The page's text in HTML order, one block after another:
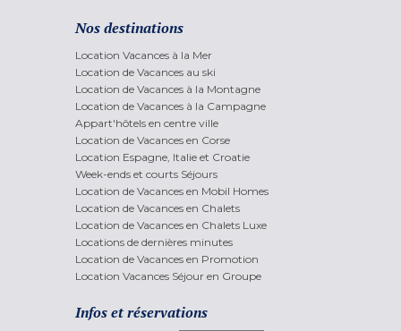
Nos destinations
Location Vacances à la Mer
Location de Vacances au ski
Location de Vacances à la Montagne
Location de Vacances à la Campagne
Appart'hôtels en centre ville
Location de Vacances en Corse
Location Espagne, Italie et Croatie
Week-ends et courts Séjours
Location de Vacances en Mobil Homes
Location de Vacances en Chalets
Location de Vacances en Chalets Luxe
Locations de dernières minutes
Location de Vacances en Promotion
Location Vacances Séjour en Groupe
Infos et réservations